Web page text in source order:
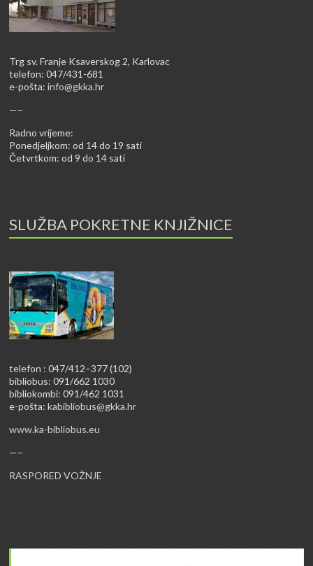
Trg sv. Franje Ksaverskog 2, Karlovac
telefon: 047/431-681
e-pošta:info@gkka.hr
—–
Radno vrijeme:
Ponedjeljkom: od 14 do 19 sati
Četvrtkom: od 9 do 14 sati
SLUŽBA POKRETNE KNJIŽNICE
telefon : 047/412–377 (102)
bibliobus: 091/662 1030
bibliokombi: 091/462 1031
e-pošta:kabibliobus@gkka.hr
www.ka-bibliobus.eu
—–
RASPORED VOŽNJE